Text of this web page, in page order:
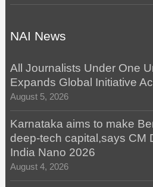
NAI News
All Journalists Under One
Expands Global Initiative
August 5, 2026
Karnataka aims to make
deep-tech capital,says CM
India Nano 2026
August 4, 2026